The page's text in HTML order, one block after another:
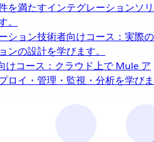
を満たすインテグレーションソリ
ション技術者向けコース：実際の
の設計を学びます。
けコース：クラウド上で Mule ア
ロイ・管理・監視・分析を学びま